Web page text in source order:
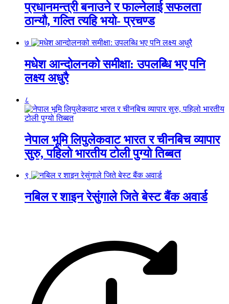
प्रधानमन्त्री बनाउने र फाल्नेलाई सफलता
ठान्यौ, गल्ति त्यहि भयो- प्रचण्ड
७
मधेश आन्दोलनको समीक्षा: उपलब्धि भए पनि
लक्ष्य अधुरै
८
नेपाल भूमि लिपुलेकवाट भारत र चीनबिच व्यापार
सुरु, पहिलो भारतीय टोली पुग्यो तिब्बत
९
नबिल र शाइन रेसुंगाले जिते बेस्ट बैंक अवार्ड